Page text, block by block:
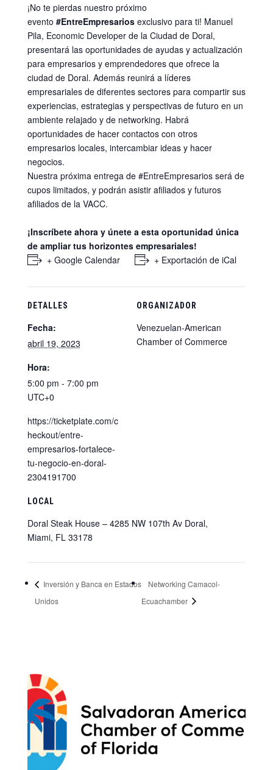
¡No te pierdas nuestro próximo
evento #EntreEmpresarios exclusivo para ti! Manuel
Pila, Economic Developer de la Ciudad de Doral,
presentará las oportunidades de ayudas y actualización
para empresarios y emprendedores que ofrece la
ciudad de Doral. Además reunirá a líderes
empresariales de diferentes sectores para compartir sus
experiencias, estrategias y perspectivas de futuro en un
ambiente relajado y de networking. Habrá
oportunidades de hacer contactos con otros
empresarios locales, intercambiar ideas y hacer
negocios.
Nuestra próxima entrega de #EntreEmpresarios será de
cupos limitados, y podrán asistir afiliados y futuros
afiliados de la VACC.
¡Inscríbete ahora y únete a esta oportunidad única
de ampliar tus horizontes empresariales!
+ Google Calendar
+ Exportación de iCal
DETALLES
Fecha:
abril 19, 2023
Hora:
5:00 pm - 7:00 pm
UTC+0
https://ticketplate.com/c
heckout/entre-
empresarios-fortalece-
tu-negocio-en-doral-
2304191700
LOCAL
Doral Steak House – 4285 NW 107th Av Doral,
Miami, FL 33178
ORGANIZADOR
Venezuelan-American
Chamber of Commerce
Inversión y Banca en Estados
Unidos
Networking Camacol-
Ecuachamber